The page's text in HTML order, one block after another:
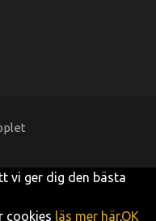
vi ger dig den bästa
cookies läs mer här.OK